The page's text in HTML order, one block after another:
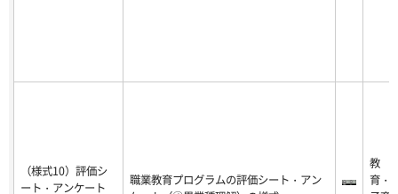
（様式10）評価シ
ート・アンケート
職業教育プログラムの評価シート・アン
教
育・